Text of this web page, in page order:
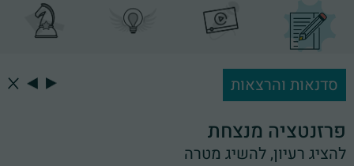
סדנאות והרצאות
פרזנטציה מנצחת
להציג רעיון, להשיג מטרה